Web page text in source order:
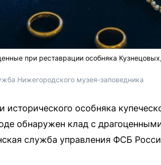
при реставрации особняка
Нижегородского музея-заповедника
исторического особняка
обнаружен клад с
служба управления ФСБ